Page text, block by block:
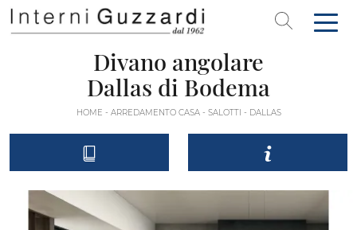
Divano angolare
Dallas di Bodema
HOME - ARREDAMENTO CASA- SALOTTI - DALLAS